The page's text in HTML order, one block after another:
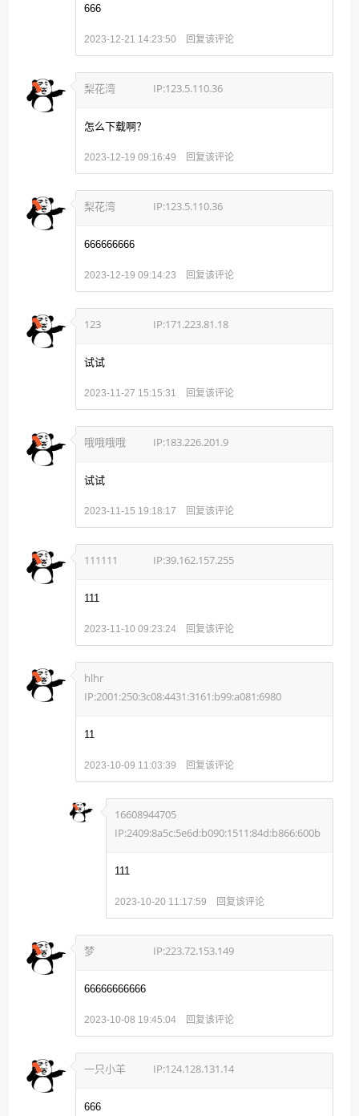
666
2023-12-21 14:23:50 回复该评论
梨花湾 IP:123.5.110.36
怎么下载啊？
2023-12-19 09:16:49 回复该评论
梨花湾 IP:123.5.110.36
666666666
2023-12-19 09:14:23 回复该评论
123 IP:171.223.81.18
试试
2023-11-27 15:15:31 回复该评论
哦哦哦哦 IP:183.226.201.9
试试
2023-11-15 19:18:17 回复该评论
111111 IP:39.162.157.255
111
2023-11-10 09:23:24 回复该评论
hlhr
IP:2001:250:3c08:4431:3161:b99:a081:6980
11
2023-10-09 11:03:39 回复该评论
16608944705
IP:2409:8a5c:5e6d:b090:1511:84d:b866:600b
111
2023-10-20 11:17:59 回复该评论
梦 IP:223.72.153.149
66666666666
2023-10-08 19:45:04 回复该评论
一只小羊 IP:124.128.131.14
666